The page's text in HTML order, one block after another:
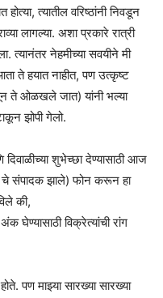
त्यातील वरिष्ठांनी निवडून
लागल्या. अशा प्रकारे रात्री
त्यानंतर नेहमीच्या सवयीने मी
ते हयात नाहीत, पण उत्कृष्ट
ते ओळखले जात) यांनी भल्या
झोपी गेलो.
दिवाळीच्या शुभेच्छा देण्यासाठी आज
चे संपादक झाले) फोन करून हा
की,
घेण्यासाठी विक्रेत्यांची रांग
पण माझ्या सारख्या सारख्या